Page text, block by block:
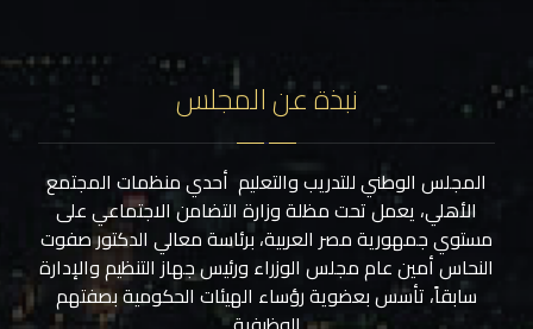
نبذة عن المجلس
المجلس الوطني للتدريب والتعليم أحدي منظمات المجتمع
الأهلي، يعمل تحت مظلة وزارة التضامن الاجتماعي على
مستوي جمهورية مصر العربية، برئاسة معالي الدكتور صفوت
النحاس أمين عام مجلس الوزراء ورئيس جهاز التنظيم والإدارة
سابقاً، تأسس بعضوية رؤساء الهيئات الحكومية بصفتهم